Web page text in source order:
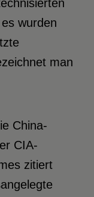
wurden
man
China-
CIA-
zitiert